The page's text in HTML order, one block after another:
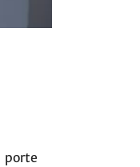
porte